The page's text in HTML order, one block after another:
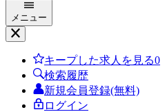
メニュー
キープした求人を見る0
検索履歴
新規会員登録(無料)
ログイン